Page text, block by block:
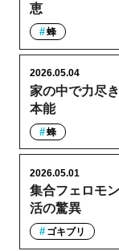
恵
蜂
家の中で力尽
本能
2026.05.04
蜂
集合フェロモ
活の驚異
2026.05.01
ゴキブリ